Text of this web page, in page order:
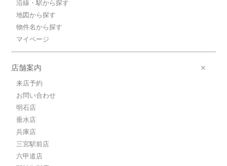
沿線・駅から探す
地図から探す
物件名から探す
マイページ
店舗案内
来店予約
お問い合わせ
明石店
垂水店
兵庫店
三宮駅前店
六甲道店